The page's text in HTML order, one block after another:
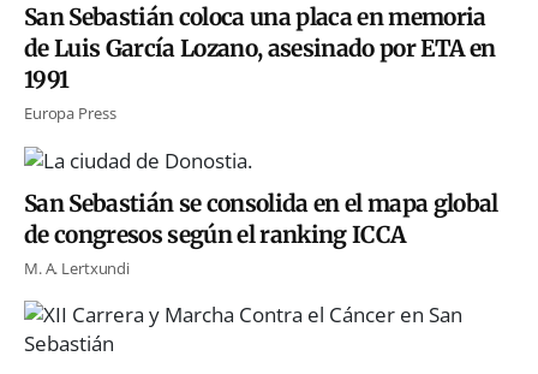
San Sebastián coloca una placa en memoria
de Luis García Lozano, asesinado por ETA en
1991
Europa Press
San Sebastián se consolida en el mapa global
de congresos según el ranking ICCA
M. A. Lertxundi